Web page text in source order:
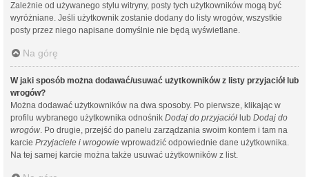
Zależnie od używanego stylu witryny, posty tych użytkowników mogą być
wyróżniane. Jeśli użytkownik zostanie dodany do listy wrogów, wszystkie
posty przez niego napisane domyślnie nie będą wyświetlane.
Na górę
W jaki sposób można dodawać/usuwać użytkowników z listy przyjaciół lub
wrogów?
Można dodawać użytkowników na dwa sposoby. Po pierwsze, klikając w
profilu wybranego użytkownika odnośnik Dodaj do przyjaciół lub Dodaj do
wrogów. Po drugie, przejść do panelu zarządzania swoim kontem i tam na
karcie Przyjaciele i wrogowie wprowadzić odpowiednie dane użytkownika.
Na tej samej karcie można także usuwać użytkowników z list.